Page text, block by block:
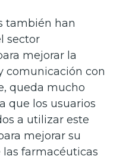
también han
sector
mejorar la
comunicación con
queda mucho
que los usuarios
a utilizar este
mejorar su
las farmacéuticas